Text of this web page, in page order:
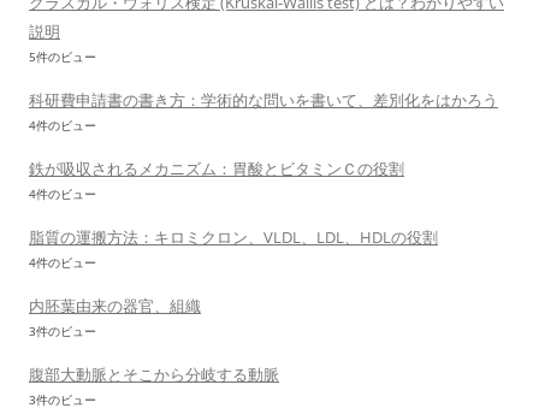
説明
5件のビュー
科研費申請書の書き方：学術的な問いを書いて、差別化をはかろう
4件のビュー
鉄が吸収されるメカニズム：胃酸とビタミンＣの役割
4件のビュー
脂質の運搬方法：キロミクロン、VLDL、LDL、HDLの役割
4件のビュー
内胚葉由来の器官、組織
3件のビュー
腹部大動脈とそこから分岐する動脈
3件のビュー